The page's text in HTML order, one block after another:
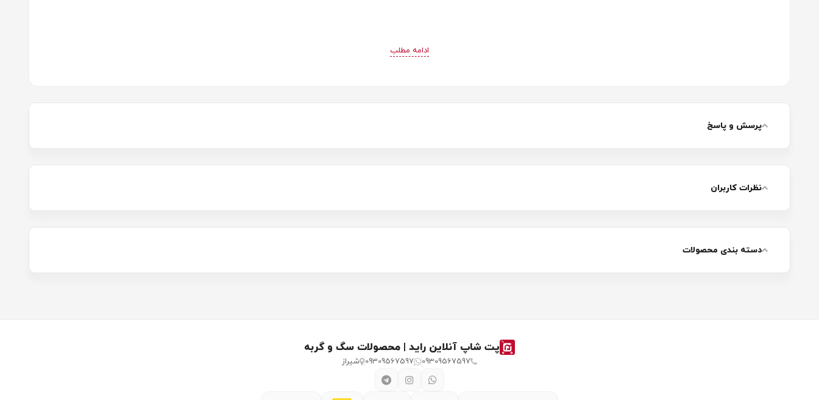
ادامه مطلب
پرسش و پاسخ
نظرات کاربران
دسته بندی محصولات
پت شاپ آنلاین راید | محصولات سگ و گربه
09309567597
09309567597 شیراز